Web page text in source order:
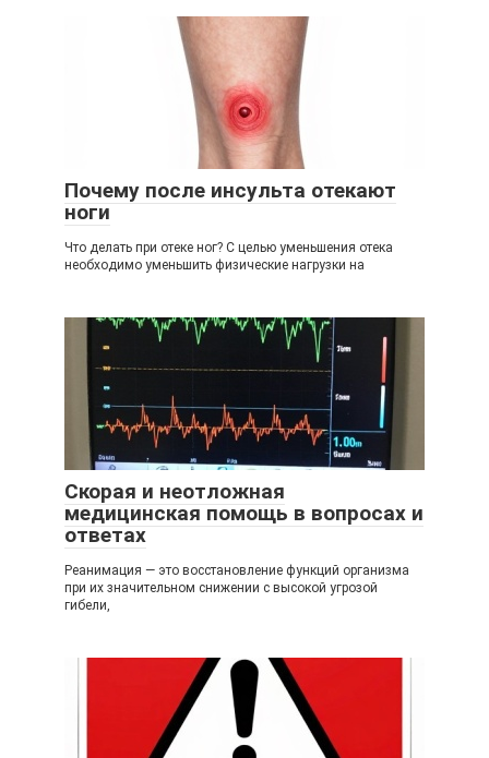
Почему после инсульта отекают
ноги
Что делать при отеке ног? С целью уменьшения отека
необходимо уменьшить физические нагрузки на
Скорая и неотложная
медицинская помощь в вопросах и
ответах
Реанимация — это восстановление функций организма
при их значительном снижении с высокой угрозой
гибели,